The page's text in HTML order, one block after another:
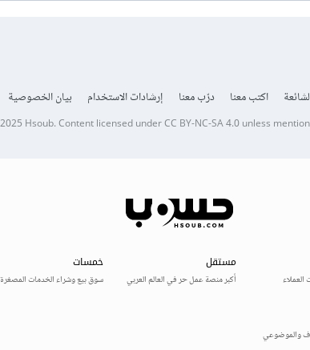
اكتب معنا درّب معنا إرشادات الاستخدام بيان الخصوصية
Hsoub.Content licensed underCC BY-NC-SA 4.0unless